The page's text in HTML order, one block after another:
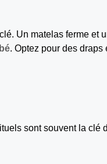
Un matelas ferme et
. Optez pour des draps
sont souvent la clé